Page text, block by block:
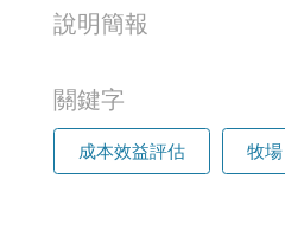
說明簡報
關鍵字
成本效益評估 牧場